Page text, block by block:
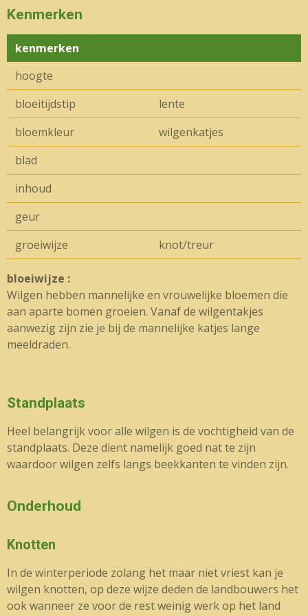
Kenmerken
kenmerken
hoogte
bloeitijdstip
lente
bloemkleur
wilgenkatjes
blad
inhoud
geur
groeiwijze
knot/treur
bloeiwijze :
Wilgen hebben mannelijke en vrouwelijke bloemen die
aan aparte bomen groeien. Vanaf de wilgentakjes
aanwezig zijn zie je bij de mannelijke katjes lange
meeldraden.
Standplaats
Heel belangrijk voor alle wilgen is de vochtigheid van de
standplaats. Deze dient namelijk goed nat te zijn
waardoor wilgen zelfs langs beekkanten te vinden zijn.
Onderhoud
Knotten
In de winterperiode zolang het maar niet vriest kan je
wilgen knotten, op deze wijze deden de landbouwers het
ook wanneer ze voor de rest weinig werk op het land